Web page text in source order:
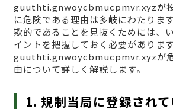
guuthti.gnwoycbmucpmvr.xyzが投
に危険である理由は多岐にわたりま
欺的であることを見抜くためには、
イントを把握しておく必要があります
guuthti.gnwoycbmucpmvr.xyzが
由について詳しく解説します。
1. 規制当局に登録され